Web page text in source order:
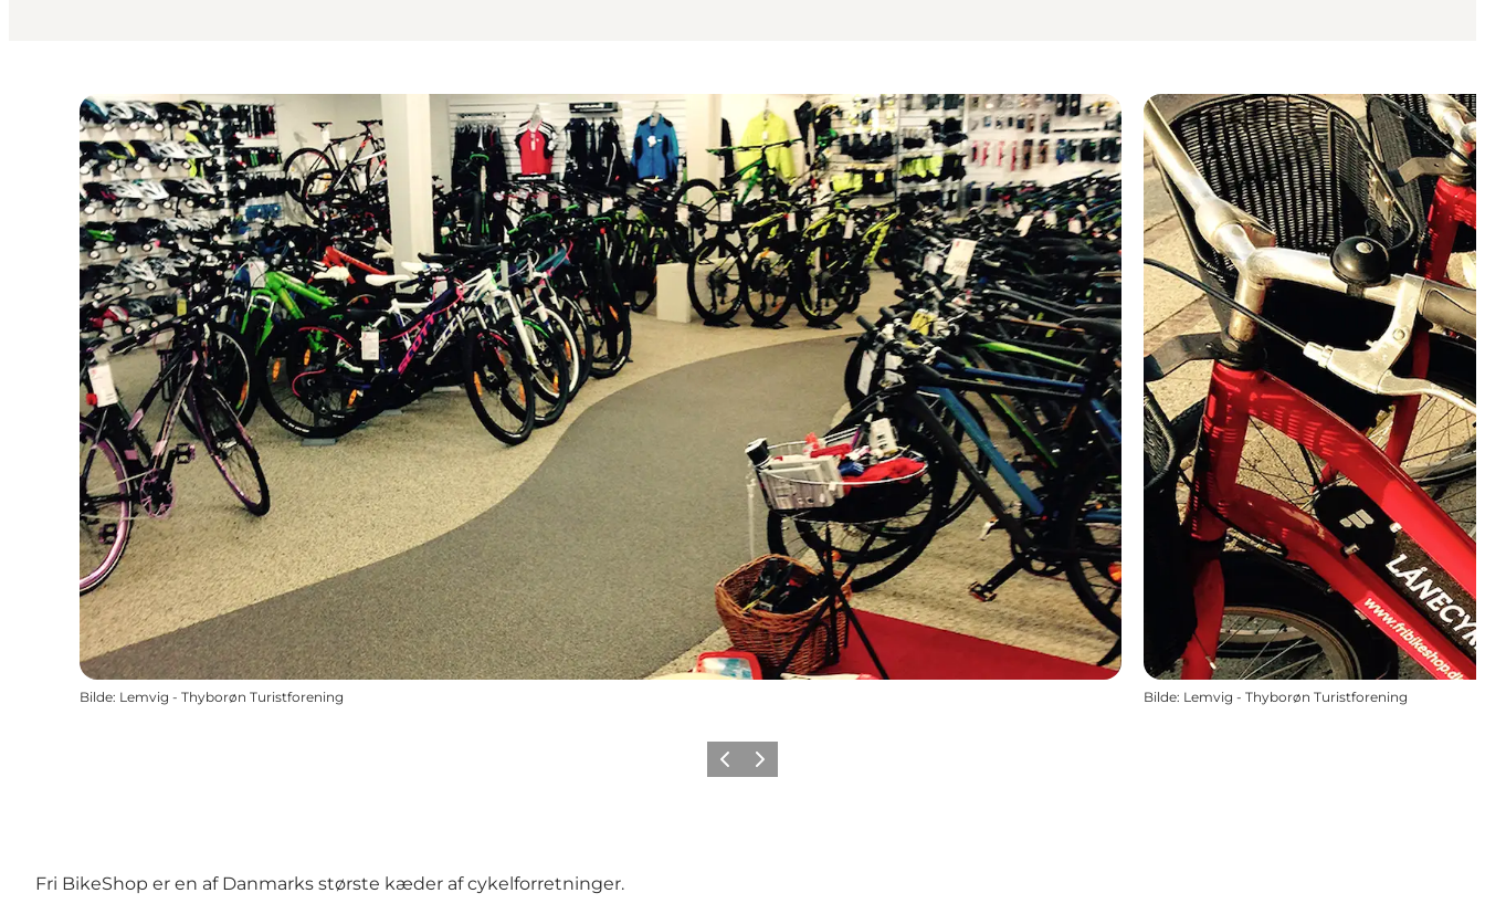
Bilde: Lemvig - Thyborøn Turistforening Bilde: Lemvig - Thyborøn Turistforening
ForrigeNeste
Fri BikeShop er en af Danmarks største kæder af cykelforretninger.